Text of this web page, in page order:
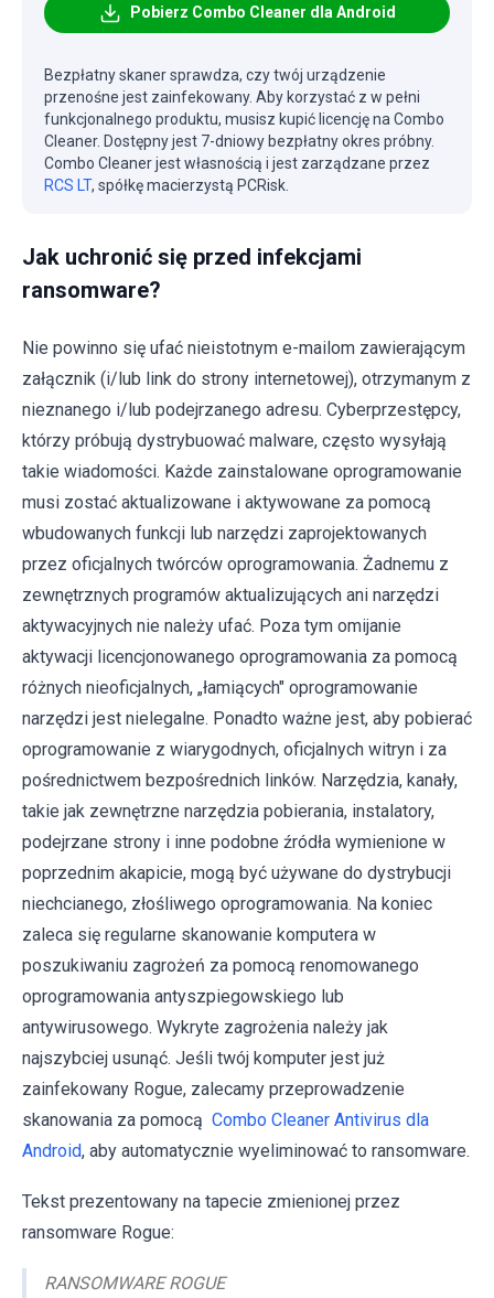
Pobierz Combo Cleaner dla Android
Bezpłatny skaner sprawdza, czy twój urządzenie
przenośne jest zainfekowany. Aby korzystać z w pełni
funkcjonalnego produktu, musisz kupić licencję na Combo
Cleaner. Dostępny jest 7-dniowy bezpłatny okres próbny.
Combo Cleaner jest własnością i jest zarządzane przez
RCS LT, spółkę macierzystą PCRisk.
Jak uchronić się przed infekcjami
ransomware?
Nie powinno się ufać nieistotnym e-mailom zawierającym
załącznik (i/lub link do strony internetowej), otrzymanym z
nieznanego i/lub podejrzanego adresu. Cyberprzestępcy,
którzy próbują dystrybuować malware, często wysyłają
takie wiadomości. Każde zainstalowane oprogramowanie
musi zostać aktualizowane i aktywowane za pomocą
wbudowanych funkcji lub narzędzi zaprojektowanych
przez oficjalnych twórców oprogramowania. Żadnemu z
zewnętrznych programów aktualizujących ani narzędzi
aktywacyjnych nie należy ufać. Poza tym omijanie
aktywacji licencjonowanego oprogramowania za pomocą
różnych nieoficjalnych, „łamiących" oprogramowanie
narzędzi jest nielegalne. Ponadto ważne jest, aby pobierać
oprogramowanie z wiarygodnych, oficjalnych witryn i za
pośrednictwem bezpośrednich linków. Narzędzia, kanały,
takie jak zewnętrzne narzędzia pobierania, instalatory,
podejrzane strony i inne podobne źródła wymienione w
poprzednim akapicie, mogą być używane do dystrybucji
niechcianego, złośliwego oprogramowania. Na koniec
zaleca się regularne skanowanie komputera w
poszukiwaniu zagrożeń za pomocą renomowanego
oprogramowania antyszpiegowskiego lub
antywirusowego. Wykryte zagrożenia należy jak
najszybciej usunąć. Jeśli twój komputer jest już
zainfekowany Rogue, zalecamy przeprowadzenie
skanowania za pomocą Combo Cleaner Antivirus dla
Android, aby automatycznie wyeliminować to ransomware.
Tekst prezentowany na tapecie zmienionej przez
ransomware Rogue:
RANSOMWARE ROGUE